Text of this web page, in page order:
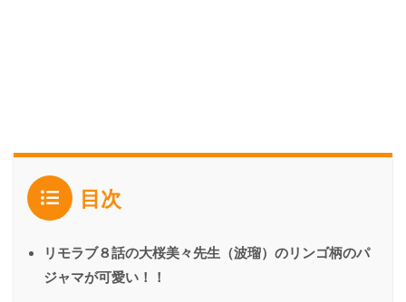
目次
リモラブ８話の大桜美々先生（波瑠）のリンゴ柄のパ
ジャマが可愛い！！